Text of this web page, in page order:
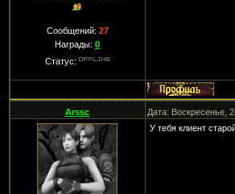
Сообщений: 27
Награды: 0
Статус:
Arssc Дата: Воскресенье,
У тебя клиент